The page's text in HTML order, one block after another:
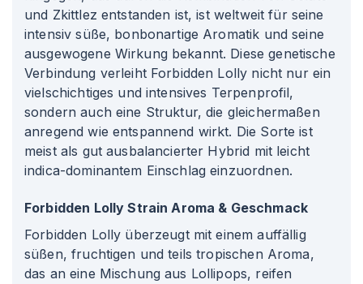
und Zkittlez entstanden ist, ist weltweit für seine
intensiv süße, bonbonartige Aromatik und seine
ausgewogene Wirkung bekannt. Diese genetische
Verbindung verleiht Forbidden Lolly nicht nur ein
vielschichtiges und intensives Terpenprofil,
sondern auch eine Struktur, die gleichermaßen
anregend wie entspannend wirkt. Die Sorte ist
meist als gut ausbalancierter Hybrid mit leicht
indica-dominantem Einschlag einzuordnen.
Forbidden Lolly Strain Aroma & Geschmack
Forbidden Lolly überzeugt mit einem auffällig
süßen, fruchtigen und teils tropischen Aroma,
das an eine Mischung aus Lollipops, reifen